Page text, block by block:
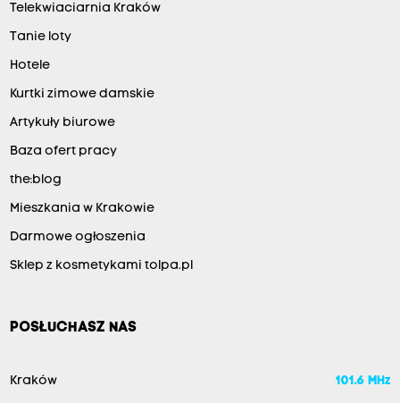
Telekwiaciarnia Kraków
Tanie loty
Hotele
Kurtki zimowe damskie
Artykuły biurowe
Baza ofert pracy
the:blog
Mieszkania w Krakowie
Darmowe ogłoszenia
Sklep z kosmetykami tolpa.pl
POSŁUCHASZ NAS
Kraków 101.6 MHz